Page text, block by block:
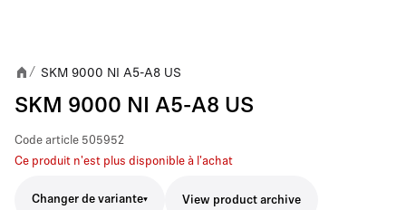
/ SKM 9000 NI A5-A8 US
SKM 9000 NI A5-A8 US
Code article 505952
Ce produit n'est plus disponible à l'achat
Changer de variante View product archive